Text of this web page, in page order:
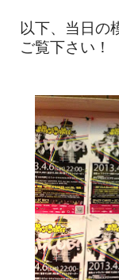
以下、当日の
ご覧下さい！